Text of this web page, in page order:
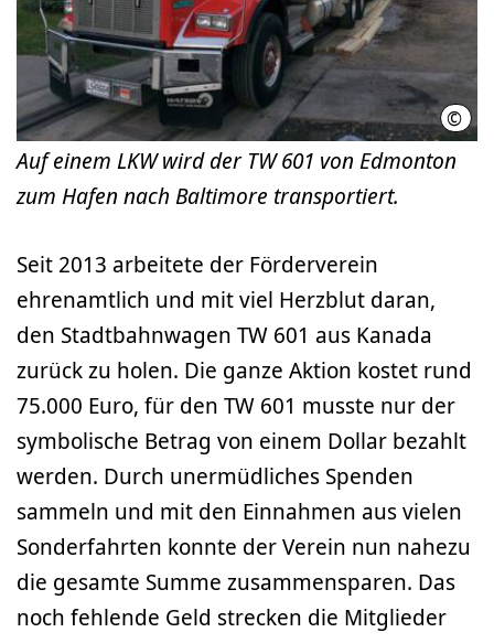
© üstra
Auf einem LKW wird der TW 601 von Edmonton
zum Hafen nach Baltimore transportiert.
Seit 2013 arbeitete der Förderverein
ehrenamtlich und mit viel Herzblut daran,
den Stadtbahnwagen TW 601 aus Kanada
zurück zu holen. Die ganze Aktion kostet rund
75.000 Euro, für den TW 601 musste nur der
symbolische Betrag von einem Dollar bezahlt
werden. Durch unermüdliches Spenden
sammeln und mit den Einnahmen aus vielen
Sonderfahrten konnte der Verein nun nahezu
die gesamte Summe zusammensparen. Das
noch fehlende Geld strecken die Mitglieder